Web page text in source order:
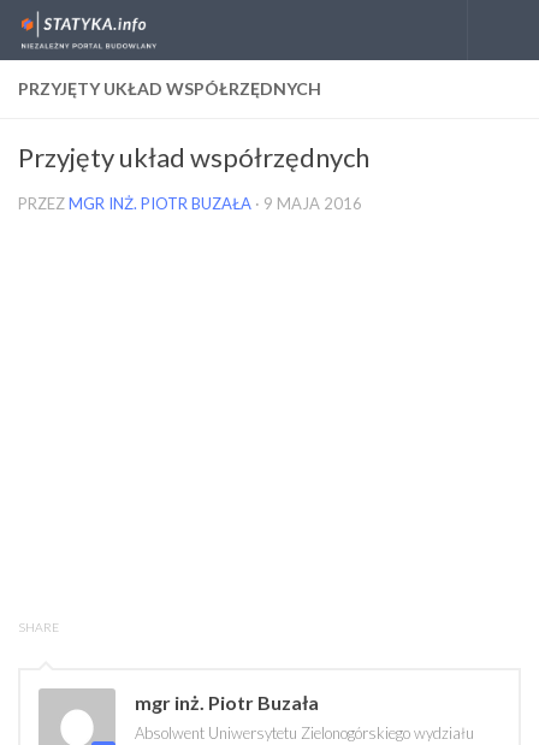
Skip to content
PRZYJĘTY UKŁAD WSPÓŁRZĘDNYCH
Przyjęty układ współrzędnych
PRZEZMGR INŻ. PIOTR BUZAŁA · 9 MAJA 2016
SHARE
mgr inż. Piotr Buzała
Absolwent Uniwersytetu Zielonogórskiego wydziału